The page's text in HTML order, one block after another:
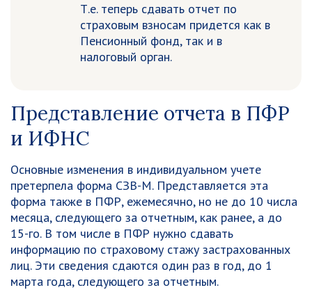
Т.е. теперь сдавать отчет по
страховым взносам придется как в
Пенсионный фонд, так и в
налоговый орган.
Представление отчета в ПФР
и ИФНС
Основные изменения в индивидуальном учете
претерпела форма СЗВ-М. Представляется эта
форма также в ПФР, ежемесячно, но не до 10 числа
месяца, следующего за отчетным, как ранее, а до
15-го. В том числе в ПФР нужно сдавать
информацию по страховому стажу застрахованных
лиц. Эти сведения сдаются один раз в год, до 1
марта года, следующего за отчетным.